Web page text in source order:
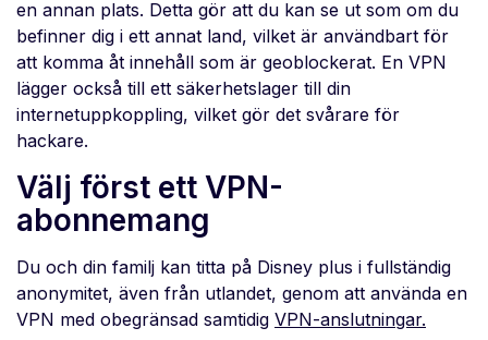
en annan plats. Detta gör att du kan se ut som om du
befinner dig i ett annat land, vilket är användbart för
att komma åt innehåll som är geoblockerat. En VPN
lägger också till ett säkerhetslager till din
internetuppkoppling, vilket gör det svårare för
hackare.
Välj först ett VPN-
abonnemang
Du och din familj kan titta på Disney plus i fullständig
anonymitet, även från utlandet, genom att använda en
VPN med obegränsad samtidig VPN-anslutningar.